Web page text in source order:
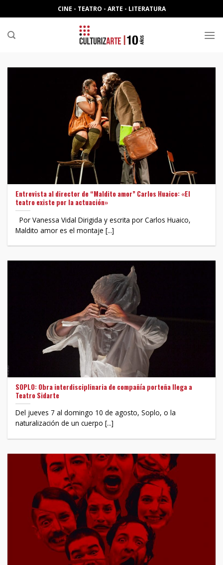
to
content
CINE - TEATRO - ARTE - LITERATURA
Entrevista al director de “Maldito amor” Carlos Huaico: «El
teatro existe por la actuación»
Por Vanessa Vidal Dirigida y escrita por Carlos Huaico,
Maldito amor es el montaje [...]
SOPLO: Obra interdisciplinaria de compañía porteña llega a
Teatro Sidarte
Del jueves 7 al domingo 10 de agosto, Soplo, o la
naturalización de un cuerpo [...]